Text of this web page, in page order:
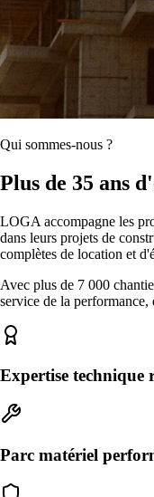
Qui sommes-nous ?
Plus de 35 ans
LOGA accompagne les
dans leurs projets de
complètes de location et
Avec plus de 7 000
service de la performance,
Expertise technique
Parc matériel